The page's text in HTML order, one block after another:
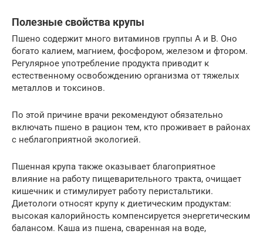
Полезные свойства крупы
Пшено содержит много витаминов группы А и В. Оно
богато калием, магнием, фосфором, железом и фтором.
Регулярное употребление продукта приводит к
естественному освобождению организма от тяжелых
металлов и токсинов.
По этой причине врачи рекомендуют обязательно
включать пшено в рацион тем, кто проживает в районах
с неблагоприятной экологией.
Пшенная крупа также оказывает благоприятное
влияние на работу пищеварительного тракта, очищает
кишечник и стимулирует работу перистальтики.
Диетологи относят крупу к диетическим продуктам:
высокая калорийность компенсируется энергетическим
балансом. Каша из пшена, сваренная на воде,